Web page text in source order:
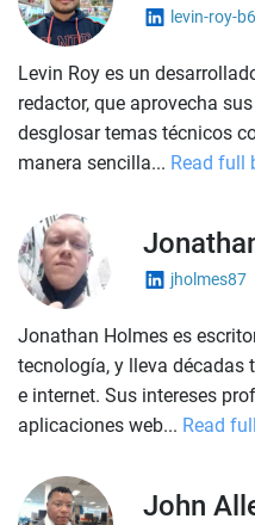
levin-roy-
Levin Roy es un
redactor, que aprovecha
desglosar temas técnicos
manera sencilla... Read full
jholmes87
Jonathan Holmes es
tecnología, y lleva
e internet. Sus intereses
aplicaciones web... Read
John